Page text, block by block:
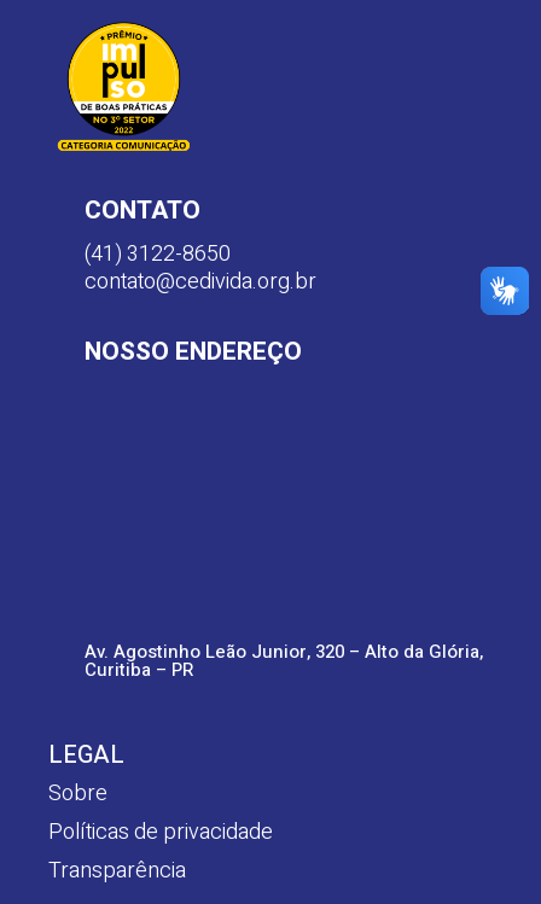
CONTATO
(41) 3122-8650
contato@cedivida.org.br
NOSSO ENDEREÇO
Av. Agostinho Leão Junior, 320 – Alto da Glória,
Curitiba – PR
LEGAL
Sobre
Políticas de privacidade
Transparência